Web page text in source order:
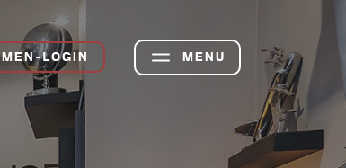
LOGIN MENU